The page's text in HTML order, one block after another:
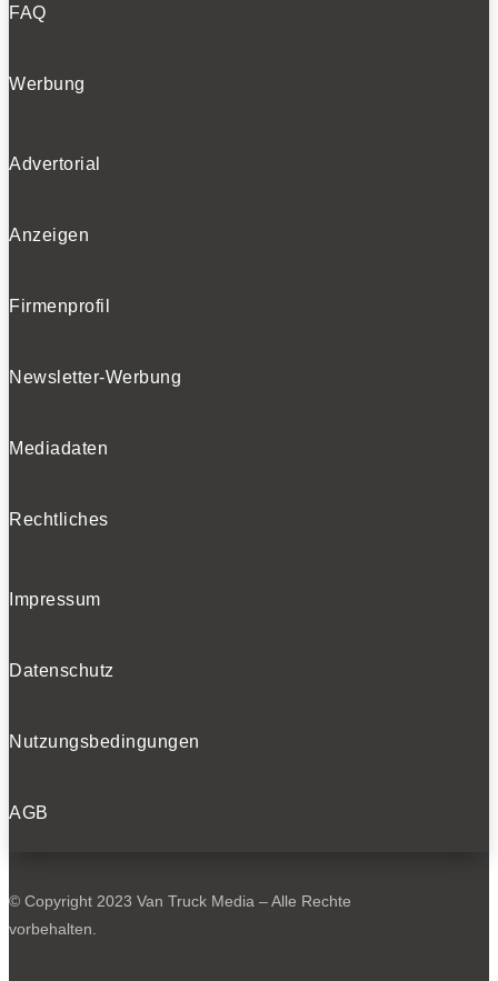
FAQ
Werbung
Advertorial
Anzeigen
Firmenprofil
Newsletter-Werbung
Mediadaten
Rechtliches
Impressum
Datenschutz
Nutzungsbedingungen
AGB
© Copyright 2023 Van Truck Media – Alle Rechte
vorbehalten.